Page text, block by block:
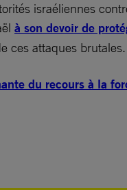
israéliennes
à son devoir de
ces attaques brutales.
du recours à la